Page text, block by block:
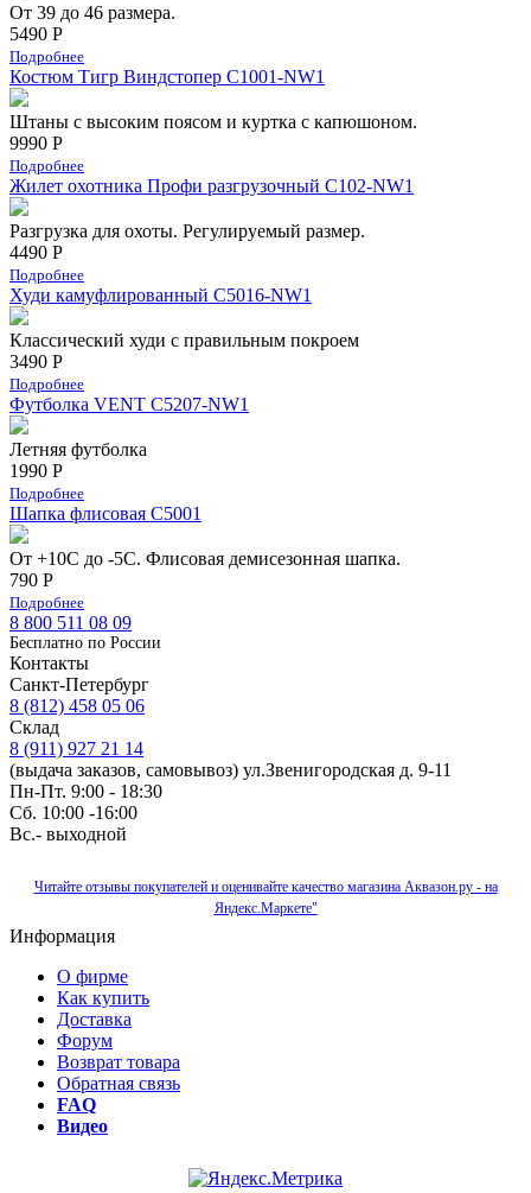
От 39 до 46 размера.
5490 Р
Подробнее
Костюм Тигр Виндстопер C1001-NW1
Штаны с высоким поясом и куртка с капюшоном.
9990 Р
Подробнее
Жилет охотника Профи разгрузочный C102-NW1
Разгрузка для охоты. Регулируемый размер.
4490 Р
Подробнее
Худи камуфлированный C5016-NW1
Классический худи с правильным покроем
3490 Р
Подробнее
Футболка VENT C5207-NW1
Летняя футболка
1990 Р
Подробнее
Шапка флисовая С5001
От +10С до -5С. Флисовая демисезонная шапка.
790 Р
Подробнее
8 800 511 08 09
Бесплатно по Роcсии
Контакты
Санкт-Петербург
8 (812) 458 05 06
Склад
8 (911) 927 21 14
(выдача заказов, самовывоз) ул.Звенигородская д. 9-11
Пн-Пт. 9:00 - 18:30
Сб. 10:00 -16:00
Вс.- выходной
Читайте отзывы покупателей и оценивайте качество магазина Аквазон.ру - на
Яндекс.Маркете"
Информация
О фирме
Как купить
Доставка
Форум
Возврат товара
Обратная связь
FAQ
Видео